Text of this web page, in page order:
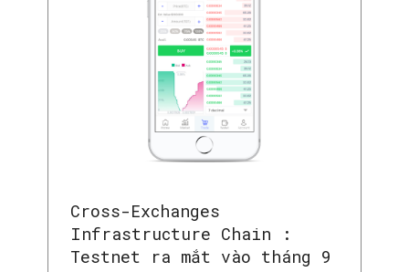
Cross-Exchanges
Infrastructure Chain :
Testnet ra mắt vào tháng 9